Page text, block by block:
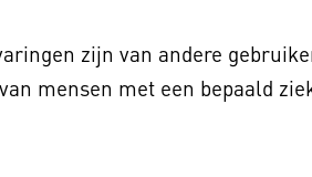
zijn van andere
mensen met een bepaald